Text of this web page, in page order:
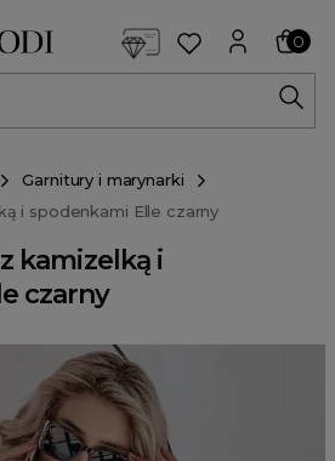
0
Garnitury i marynarki
i spodenkami Elle czarny
kamizelką i
czarny